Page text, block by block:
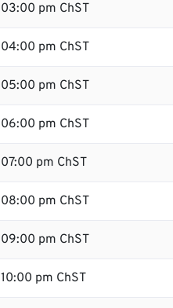
03:00 pm ChST
04:00 pm ChST
05:00 pm ChST
06:00 pm ChST
07:00 pm ChST
08:00 pm ChST
09:00 pm ChST
10:00 pm ChST